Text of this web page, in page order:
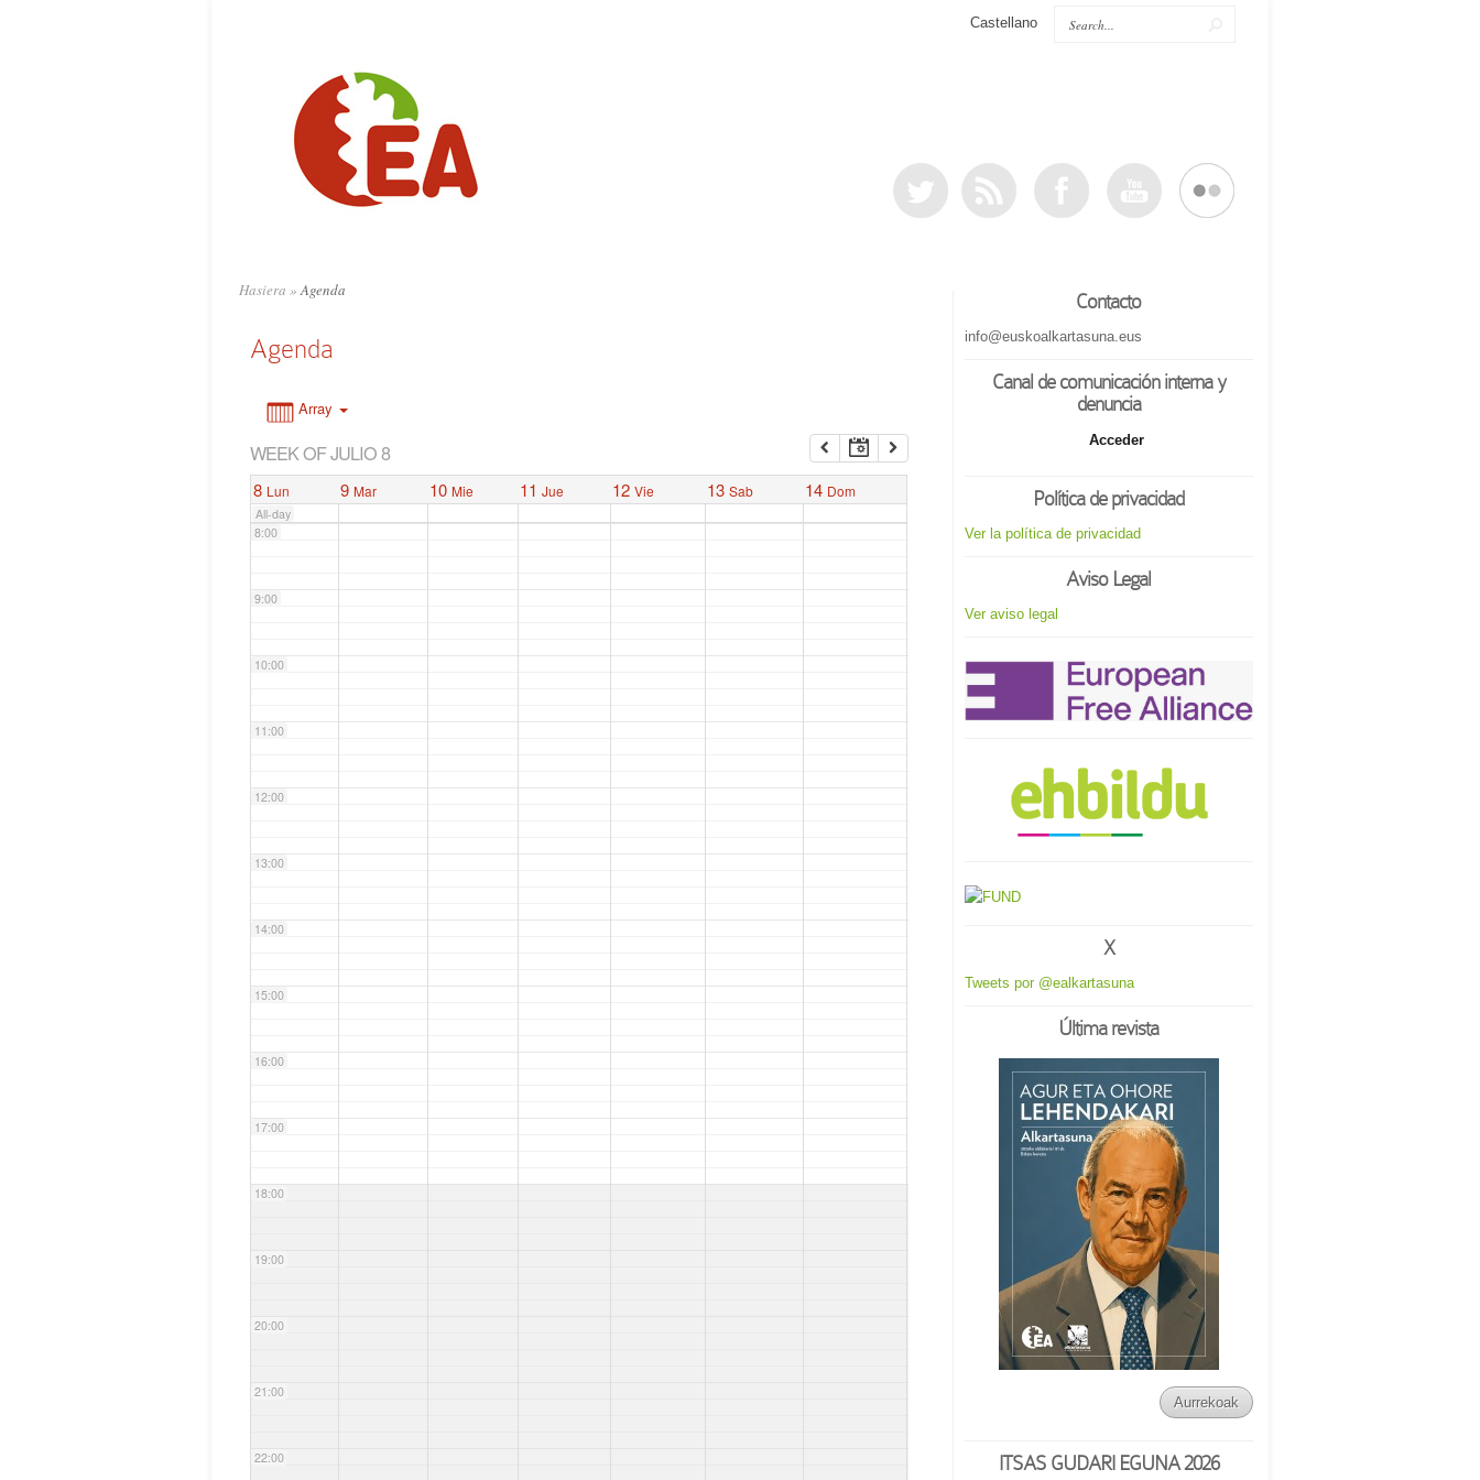
Castellano
Hasiera »Agenda
Agenda
Array
WEEK OF JULIO 8
8 Lun 9 Mar 10 Mie 11 Jue 12 Vie 13 Sab 14 Dom
All-day
6:00
8:00
9:00
10:00
11:00
12:00
13:00
14:00
15:00
16:00
17:00
18:00
19:00
20:00
21:00
22:00
Contacto
info@euskoalkartasuna.eus
Canal de comunicación interna y
denuncia
Acceder
Política de privacidad
Ver la política de privacidad
Aviso Legal
Ver aviso legal
X
Tweets por @ealkartasuna
Última revista
Aurrekoak
ITSAS GUDARI EGUNA 2026